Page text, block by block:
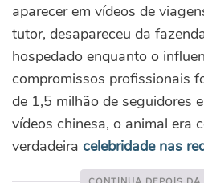
aparecer em vídeos de
tutor, desapareceu da
hospedado enquanto o
compromissos profissionais
de 1,5 milhão de seguidores
vídeos chinesa, o animal era
verdadeira celebridade nas